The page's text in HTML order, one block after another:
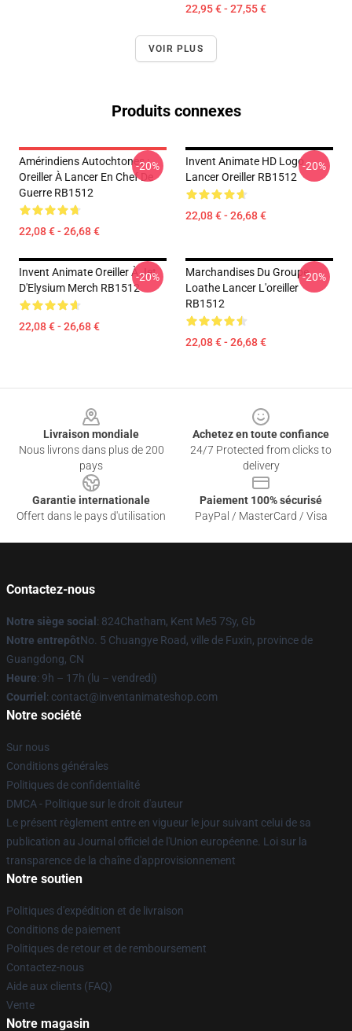
22,95 € - 27,55 €
VOIR PLUS
Produits connexes
Amérindiens Autochtones :
Oreiller À Lancer En Chef De
Guerre RB1512
22,08 € - 26,68 €
-20%
Invent Animate HD Logo
Lancer Oreiller RB1512
22,08 € - 26,68 €
-20%
Invent Animate Oreiller À Jet
D'Elysium Merch RB1512
22,08 € - 26,68 €
-20%
Marchandises Du Groupe
Loathe Lancer L'oreiller
RB1512
22,08 € - 26,68 €
-20%
Livraison mondiale
Nous livrons dans plus de 200
pays
Achetez en toute confiance
24/7 Protected from clicks to
delivery
Garantie internationale
Offert dans le pays d'utilisation
Paiement 100% sécurisé
PayPal / MasterCard / Visa
Contactez-nous
Notre siège social : 824Chatham, Kent Me5 7Sy, Gb
Notre entrepôtNo. 5 Chuangye Road, ville de Fuxin, province de
Guangdong, CN
Heure: 9h – 17h (lu – vendredi)
Courriel : contact@inventanimateshop.com
Notre société
Sur nous
Conditions générales
Politiques de confidentialité
DMCA - Politique sur le droit d'auteur
Le présent règlement entre en vigueur le jour suivant celui de sa
publication au Journal officiel de l'Union européenne. Loi sur la
transparence de la chaîne d'approvisionnement
Notre soutien
Politiques d'expédition et de livraison
Conditions de paiement
Politiques de retour et de remboursement
Contactez-nous
Aide aux clients (FAQ)
Vente
Notre magasin